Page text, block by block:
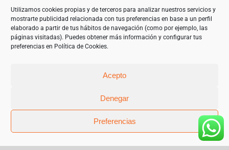
Utilizamos cookies propias y de terceros para analizar nuestros servicios y
mostrarte publicidad relacionada con tus preferencias en base a un perfil
elaborado a partir de tus hábitos de navegación (como por ejemplo, las
páginas visitadas). Puedes obtener más información y configurar tus
preferencias en Política de Cookies.
Acepto
Denegar
Preferencias
información. 2023”
|
Contacto|Proveedores|Productos|Política de privacidad|